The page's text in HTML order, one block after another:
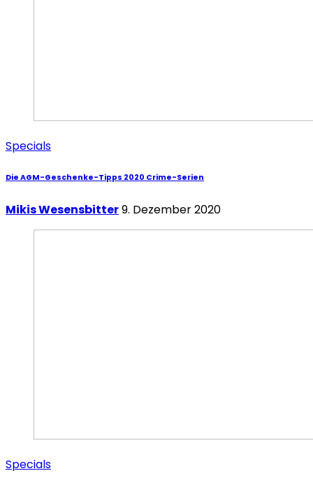
Specials
Die AGM-Geschenke-Tipps 2020 Crime-Serien
Mikis Wesensbitter9. Dezember 2020
Specials